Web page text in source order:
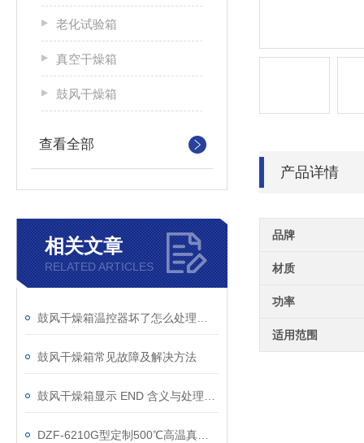
老化试验箱
真空干燥箱
鼓风干燥箱
查看全部
相关文章
RELATED ARTICLES
鼓风干燥箱常见故障及解决方法
产品详情
品牌
材质
功率
适用范围